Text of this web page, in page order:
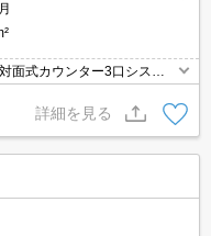
面式カウンター3口システ
詳細を見る